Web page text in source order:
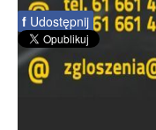
f Udostępnij